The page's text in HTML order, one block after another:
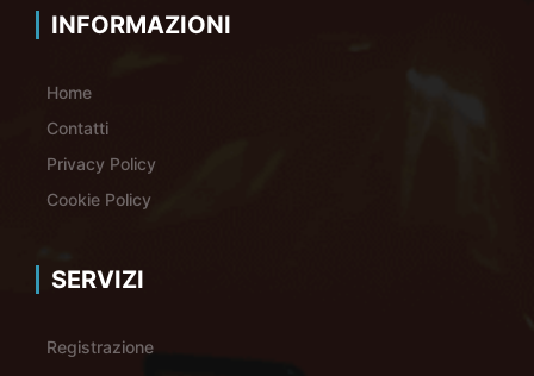
INFORMAZIONI
Home
Contatti
Privacy Policy
Cookie Policy
SERVIZI
Registrazione